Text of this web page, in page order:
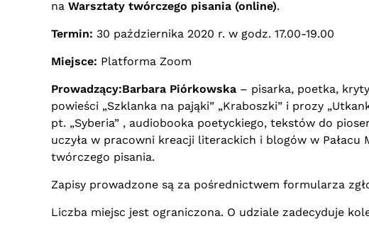
na Warsztaty twórczego pisania (online).
Termin: 30 października 2020 r. w godz. 17.00-19.00
Miejsce: Platforma Zoom
Prowadzący:Barbara Piórkowska – pisarka, poetka,
powieści „Szklanka na pająki” „Kraboszki” i prozy
pt. „Syberia” , audiobooka poetyckiego, tekstów do
uczyła w pracowni kreacji literackich i blogów w
twórczego pisania.
Zapisy prowadzone są za pośrednictwem formularza
Liczba miejsc jest ograniczona. O udziale zadecyduje